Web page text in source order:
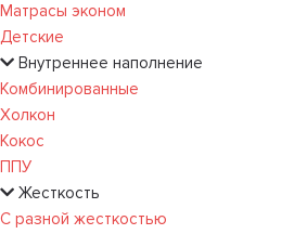
Матрасы эконом
Детские
Внутреннее наполнение
Комбинированные
Холкон
Кокос
ППУ
Жесткость
С разной жесткостью